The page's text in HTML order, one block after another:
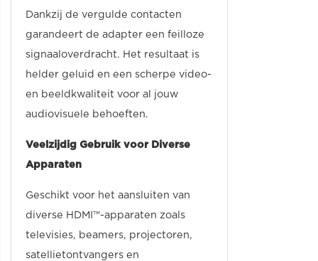
Dankzij de vergulde contacten
garandeert de adapter een feilloze
signaaloverdracht. Het resultaat is
helder geluid en een scherpe video-
en beeldkwaliteit voor al jouw
audiovisuele behoeften.
Veelzijdig Gebruik voor Diverse
Apparaten
Geschikt voor het aansluiten van
diverse HDMI™-apparaten zoals
televisies, beamers, projectoren,
satellietontvangers en